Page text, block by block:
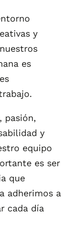
y
es
pasión,
y
equipo
es ser
que
adherimos a
cada día